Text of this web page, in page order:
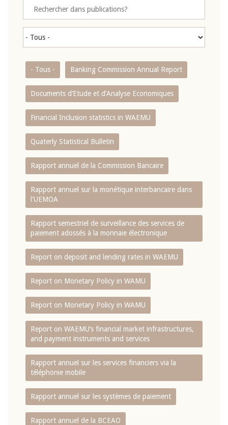
- Tous - Banking Commission Annual Report
Documents d’Etude et d’Analyse Economiques
Financial Inclusion statistics in WAEMU
Quaterly Statistical Bulletin
Rapport annuel de la Commission Bancaire
Rapport annuel sur la monétique interbancaire dans
l'UEMOA
Rapport semestriel de surveillance des services de
paiement adossés à la monnaie électronique
Report on deposit and lending rates in WAEMU
Report on Monetary Policy in WAMU
Report on Monetary Policy in WAMU
Report on WAEMU’s financial market infrastructures,
and payment instruments and services
Rapport annuel sur les services financiers via la
téléphonie mobile
Rapport annuel sur les systèmes de paiement
Rapport annuel de la BCEAO